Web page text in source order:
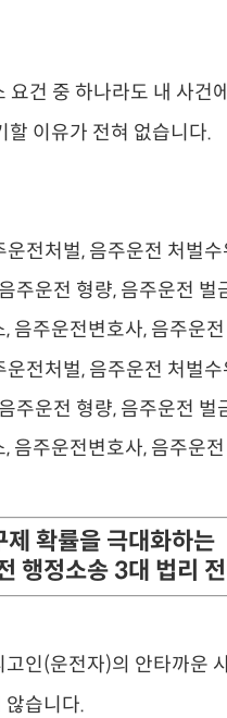
요건 중 하나라도 내 사건
할 이유가 전혀 없습니다.
제 확률을 극대화하는
행정소송 3대 법리
고인(운전자)의 안타까운
않습니다.